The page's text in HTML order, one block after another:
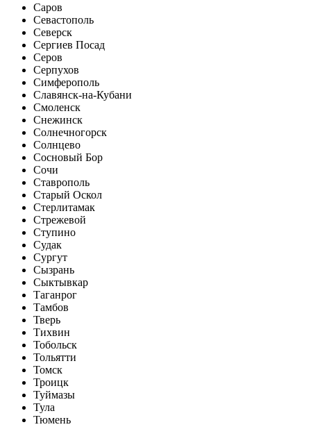
Саров
Севастополь
Северск
Сергиев Посад
Серов
Серпухов
Симферополь
Славянск-на-Кубани
Смоленск
Снежинск
Солнечногорск
Солнцево
Сосновый Бор
Сочи
Ставрополь
Старый Оскол
Стерлитамак
Стрежевой
Ступино
Судак
Сургут
Сызрань
Сыктывкар
Таганрог
Тамбов
Тверь
Тихвин
Тобольск
Тольятти
Томск
Троицк
Туймазы
Тула
Тюмень